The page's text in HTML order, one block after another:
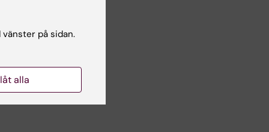
på sidan.
alla